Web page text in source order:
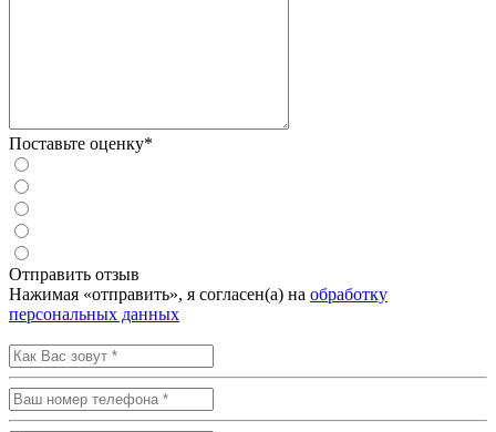
Поставьте оценку*
Отправить отзыв
Нажимая «отправить», я согласен(а) на обработку
персональных данных